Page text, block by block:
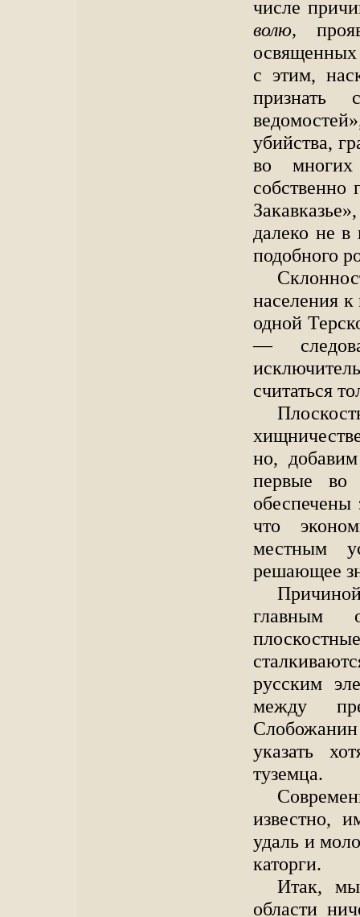
числе
волю,
освященных
с этим,
признать
убийства,
во
далеко не
подобного
населения к
одной
—
считаться
но,
первые во
обеспечены
что
местным
решающее
Причиной
главным
русским
между
указать
туземца.
известно,
удаль и
каторги.
Итак, мы
области